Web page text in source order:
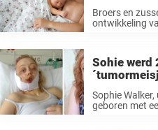
Broers en
ontwikkeling
Sohie werd
Sophie
geboren met